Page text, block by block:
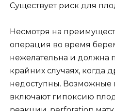
Существует риск для
Несмотря на
операция во время
нежелательна и должна
крайних случаях, когда
недоступны. Возможные
включают гипоксию